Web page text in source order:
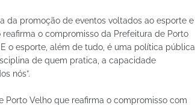
da promoção de eventos voltados ao esporte e
o compromisso da Prefeitura de Porto
o esporte, além de tudo, é uma política pública
de quem pratica, a capacidade
nós”.
Porto Velho que reafirma o compromisso com